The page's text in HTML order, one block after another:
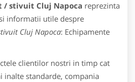
/ stivuit Cluj Napoca reprezinta
informatii utile despre
Cluj Napoca: Echipamente
clientilor nostri in timp cat
inalte standarde, compania